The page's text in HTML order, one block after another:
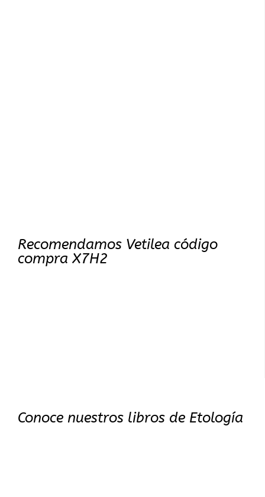
Recomendamos Vetilea código
compra X7H2
Conoce nuestros libros de Etología